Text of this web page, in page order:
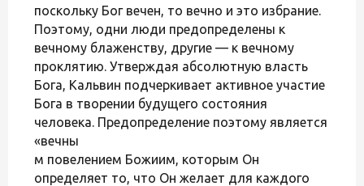
поскольку Бог вечен, то вечно и это избрание.
Поэтому, одни люди предопределены к
вечному блаженству, другие — к вечному
проклятию. Утверждая абсолютную власть
Бога, Кальвин подчеркивает активное участие
Бога в творении будущего состояния
человека. Предопределение поэтому является
«вечны
м повелением Божиим, которым Он
определяет то, что Он желает для каждого